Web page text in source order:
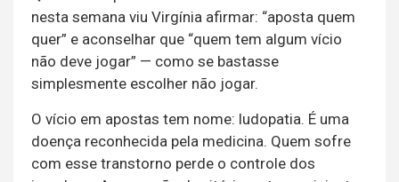
nesta semana viu Virgínia afirmar: “aposta quem
quer” e aconselhar que “quem tem algum vício
não deve jogar” — como se bastasse
simplesmente escolher não jogar.
O vício em apostas tem nome: ludopatia. É uma
doença reconhecida pela medicina. Quem sofre
com esse transtorno perde o controle dos